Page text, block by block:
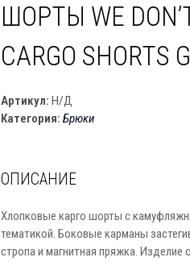
ШОРТЫ WE
CARGO SHORTS
Артикул: Н/Д
Категория: Брюки
ОПИСАНИЕ
Хлопковые карго шорты с
тематикой. Боковые карманы
стропа и магнитная пряжка. Изделие